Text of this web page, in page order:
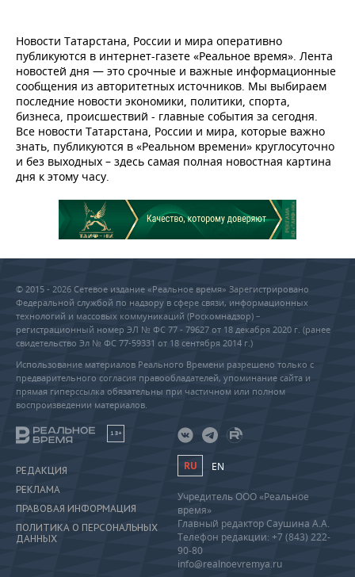
Новости Татарстана, России и мира оперативно
публикуются в интернет-газете «Реальное время». Лента
новостей дня — это срочные и важные информационные
сообщения из авторитетных источников. Мы выбираем
последние новости экономики, политики, спорта,
бизнеса, происшествий - главные события за сегодня.
Все новости Татарстана, России и мира, которые важно
знать, публикуются в «Реальном времени» круглосуточно
и без выходных – здесь самая полная новостная картина
дня к этому часу.
© 2015 - 2026 Сетевое издание «Реальное время» Зарегистрировано
Федеральной службой по надзору в сфере связи, информационных
технологий и массовых коммуникаций (Роскомнадзор) –
регистрационный номер ЭЛ № ФС 77 - 79627 от 18 декабря 2020 г. (ранее
свидетельство Эл № ФС 77-59331 от 18 сентября 2014 г.)
Использование материалов Реального Времени разрешено только с
предварительного согласия правообладателей, упоминание сайта и
прямая гиперссылка обязательны при частичном или полном
воспроизведении материалов.
18+
РЕДАКЦИЯ
РЕКЛАМА
ПРАВОВАЯ ИНФОРМАЦИЯ
ПОЛИТИКА О ПЕРСОНАЛЬНЫХ
ДАННЫХ
RU EN
Учредитель ООО «Реальное
время»
Главный редактор Саушина А.А.
Телефон редакции: +7 (843) 222-
90-80
info@realnoevremya.ru